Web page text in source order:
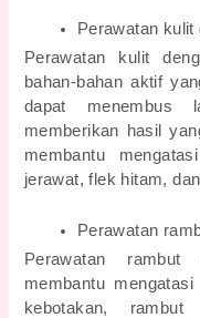
Perawatan kulit
Perawatan kulit
bahan-bahan aktif
dapat menembus
memberikan hasil
membantu
jerawat, flek hitam,
Perawatan
Perawatan
membantu
kebotakan,